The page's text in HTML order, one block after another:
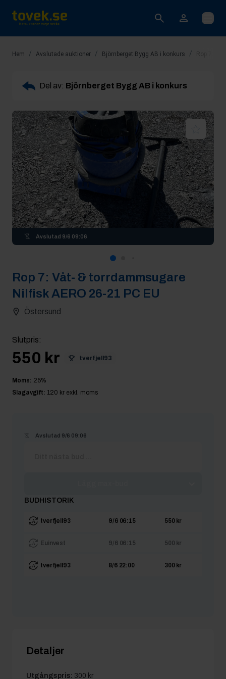
Öppna
Hem / Avslutade auktioner / Björnberget Bygg AB i konkurs / Rop 7:
Del av: Björnberget Bygg AB i konkurs
Avslutad 9/6 09:06
Rop 7: Våt- & torrdammsugare
Nilfisk AERO 26-21 PC EU
Östersund
Slutpris:
550 kr tverfjell93
Moms: 25%
Slagavgift: 120 kr exkl. moms
Avslutad 9/6 09:06
BUDHISTORIK
tverfjell93 9/6 06:15 550 kr
Euinvest 9/6 06:15 500 kr
tverfjell93 8/6 22:00 300 kr
Detaljer
Utgångspris: 300 kr